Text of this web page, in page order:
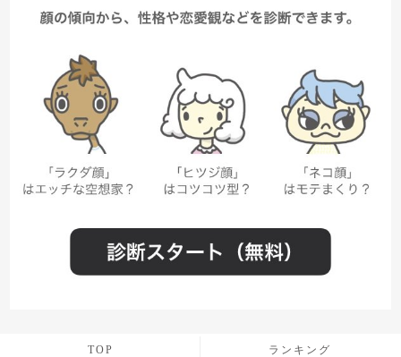
TOP ランキング